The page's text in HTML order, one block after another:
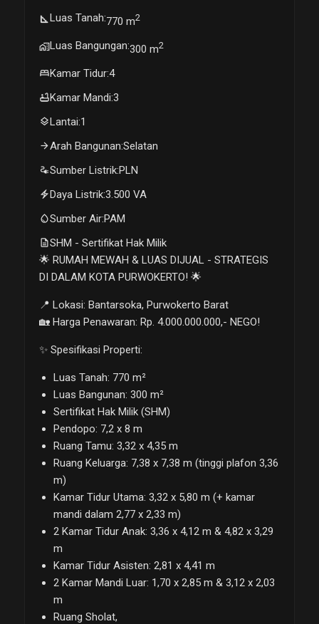
square_footLuas Tanah:770 m2
maps_home_workLuas Bangungan:300 m2
bedKamar Tidur:4
bathtubKamar Mandi:3
layersLantai:1
arrow_forwardArah Bangunan:Selatan
electrical_servicesSumber Listrik:PLN
electric_boltDaya Listrik:3.500 VA
water_dropSumber Air:PAM
descriptionSHM - Sertifikat Hak Milik
🌟 RUMAH MEWAH & LUAS DIJUAL - STRATEGIS
DI DALAM KOTA PURWOKERTO! 🌟
📍 Lokasi: Bantarsoka, Purwokerto Barat
🏡 Harga Penawaran: Rp. 4.000.000.000,- NEGO!
✨ Spesifikasi Properti:
Luas Tanah: 770 m²
Luas Bangunan: 300 m²
Sertifikat Hak Milik (SHM)
Pendopo: 7,2 x 8 m
Ruang Tamu: 3,32 x 4,35 m
Ruang Keluarga: 7,38 x 7,38 m (tinggi plafon 3,36
m)
Kamar Tidur Utama: 3,32 x 5,80 m (+ kamar
mandi dalam 2,77 x 2,33 m)
2 Kamar Tidur Anak: 3,36 x 4,12 m & 4,82 x 3,29
m
Kamar Tidur Asisten: 2,81 x 4,41 m
2 Kamar Mandi Luar: 1,70 x 2,85 m & 3,12 x 2,03
m
Ruang Sholat,